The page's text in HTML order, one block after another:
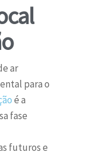
ar
para o
é a
fase
futuros e